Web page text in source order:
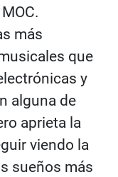
más
que
y
alguna de
aprieta la
viendo la
sueños más